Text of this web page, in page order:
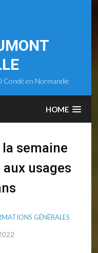
Condé en Normandie
HOME
semaine
usages
GÉNÉRALES